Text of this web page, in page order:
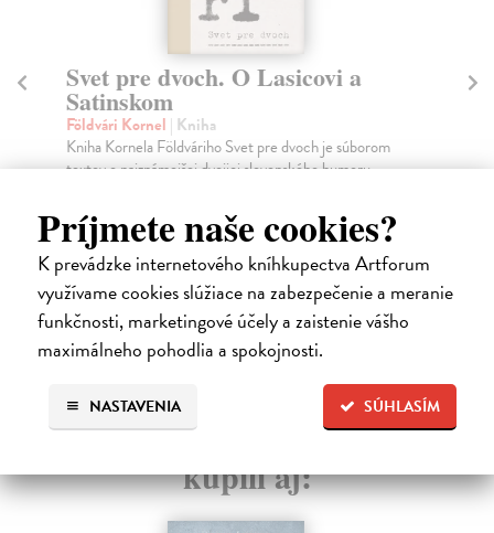
Príjmete naše cookies?
K prevádzke internetového kníhkupectva Artforum
využívame cookies slúžiace na zabezpečenie a meranie
funkčnosti, marketingové účely a zaistenie vášho
maximálneho pohodlia a spokojnosti.
SÚHLASÍM
NASTAVENIA
Pamäti sklerotika
Földvári Kornel| Kniha
Posledný, ôsmy zväzok súborného diela Kornela
Földváriho obsahuje jeho dve memoárové knihy: „Až
pod ...
19,00 €
20,00 € ?
Čitatelia s podobným vkusom si
kúpili aj: